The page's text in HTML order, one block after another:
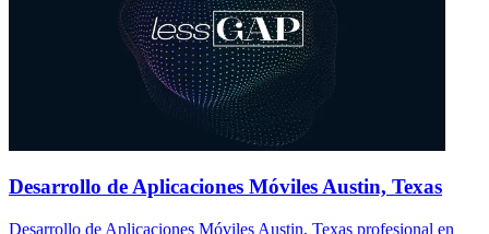
Desarrollo de Aplicaciones Móviles Austin, Texas
Desarrollo de Aplicaciones Móviles Austin, Texas profesional en